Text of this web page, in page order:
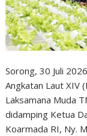
Sorong, 30 Juli
Angkatan Laut XIV
Laksamana Muda
didamping Ketua
Koarmada RI, Ny.